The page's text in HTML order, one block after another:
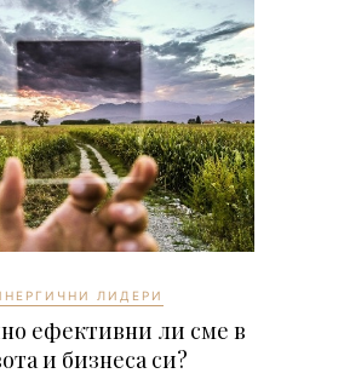
ЛИДЕРИ
ефективни ли сме в
и бизнеса си?